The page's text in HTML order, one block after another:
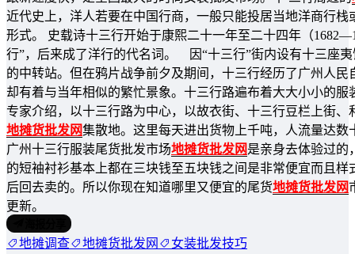
近代史上，洋人若要在中国行商，一般只能投居当地洋商行
形式。 史载诗十三行开始于康熙二十一年至二十四年（
行”，后来成了洋行的代名词。 因“十三行”街内设有十三座
的中转站。但在鸦片战争前夕及期间，十三行经历了广州人
却有着与当年相似的繁忙景象。十三行路遍布着大大小小的
专家介绍，以十三行路为中心，以故衣街、十三行豆栏上街
地摊货批发网集散地。这里每天进出货物上千吨，人流量达
广州十三行服装尾货批发市场地摊货批发网是亲身去体验过的
的短袖衬衫基本上都在三块钱至五块钱之间是非常便宜而且
后回去卖的。所以你现在知道哪里又便宜的尾货地摊货批发网
更新。
地摊调查 地摊货批发网 女装批发技巧